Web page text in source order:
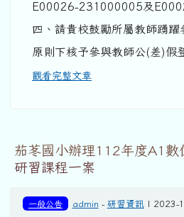
E00026-231000005及
四、請貴校鼓勵所屬教師踴躍
原則下核予參與教師公(差)假
觀看完整文章
茄苳國小辦理112年度A1數
研習課程一案
一般公告 admin - 研習資訊| 2023-